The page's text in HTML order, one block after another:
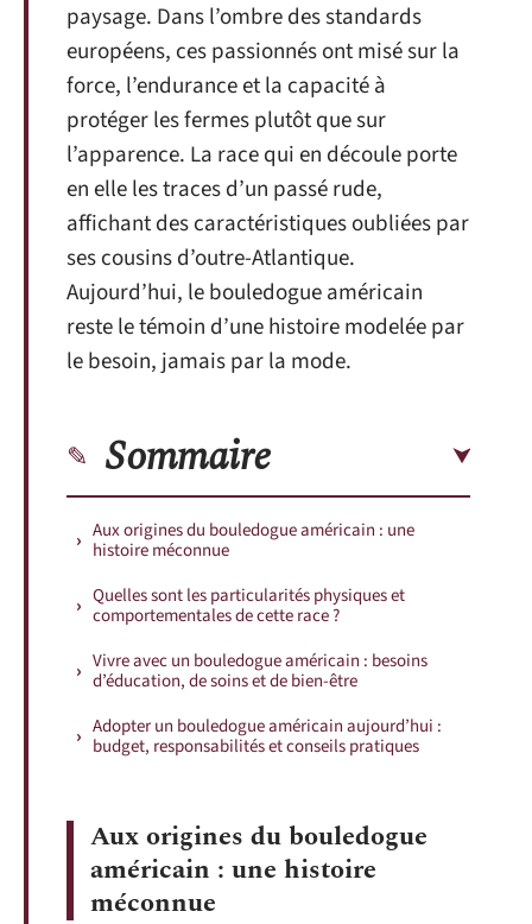
paysage. Dans l’ombre des standards
européens, ces passionnés ont misé sur la
force, l’endurance et la capacité à
protéger les fermes plutôt que sur
l’apparence. La race qui en découle porte
en elle les traces d’un passé rude,
affichant des caractéristiques oubliées par
ses cousins d’outre-Atlantique.
Aujourd’hui, le bouledogue américain
reste le témoin d’une histoire modelée par
le besoin, jamais par la mode.
Sommaire
Aux origines du bouledogue américain : une
histoire méconnue
Quelles sont les particularités physiques et
comportementales de cette race ?
Vivre avec un bouledogue américain : besoins
d’éducation, de soins et de bien-être
Adopter un bouledogue américain aujourd’hui :
budget, responsabilités et conseils pratiques
Aux origines du bouledogue
américain : une histoire
méconnue